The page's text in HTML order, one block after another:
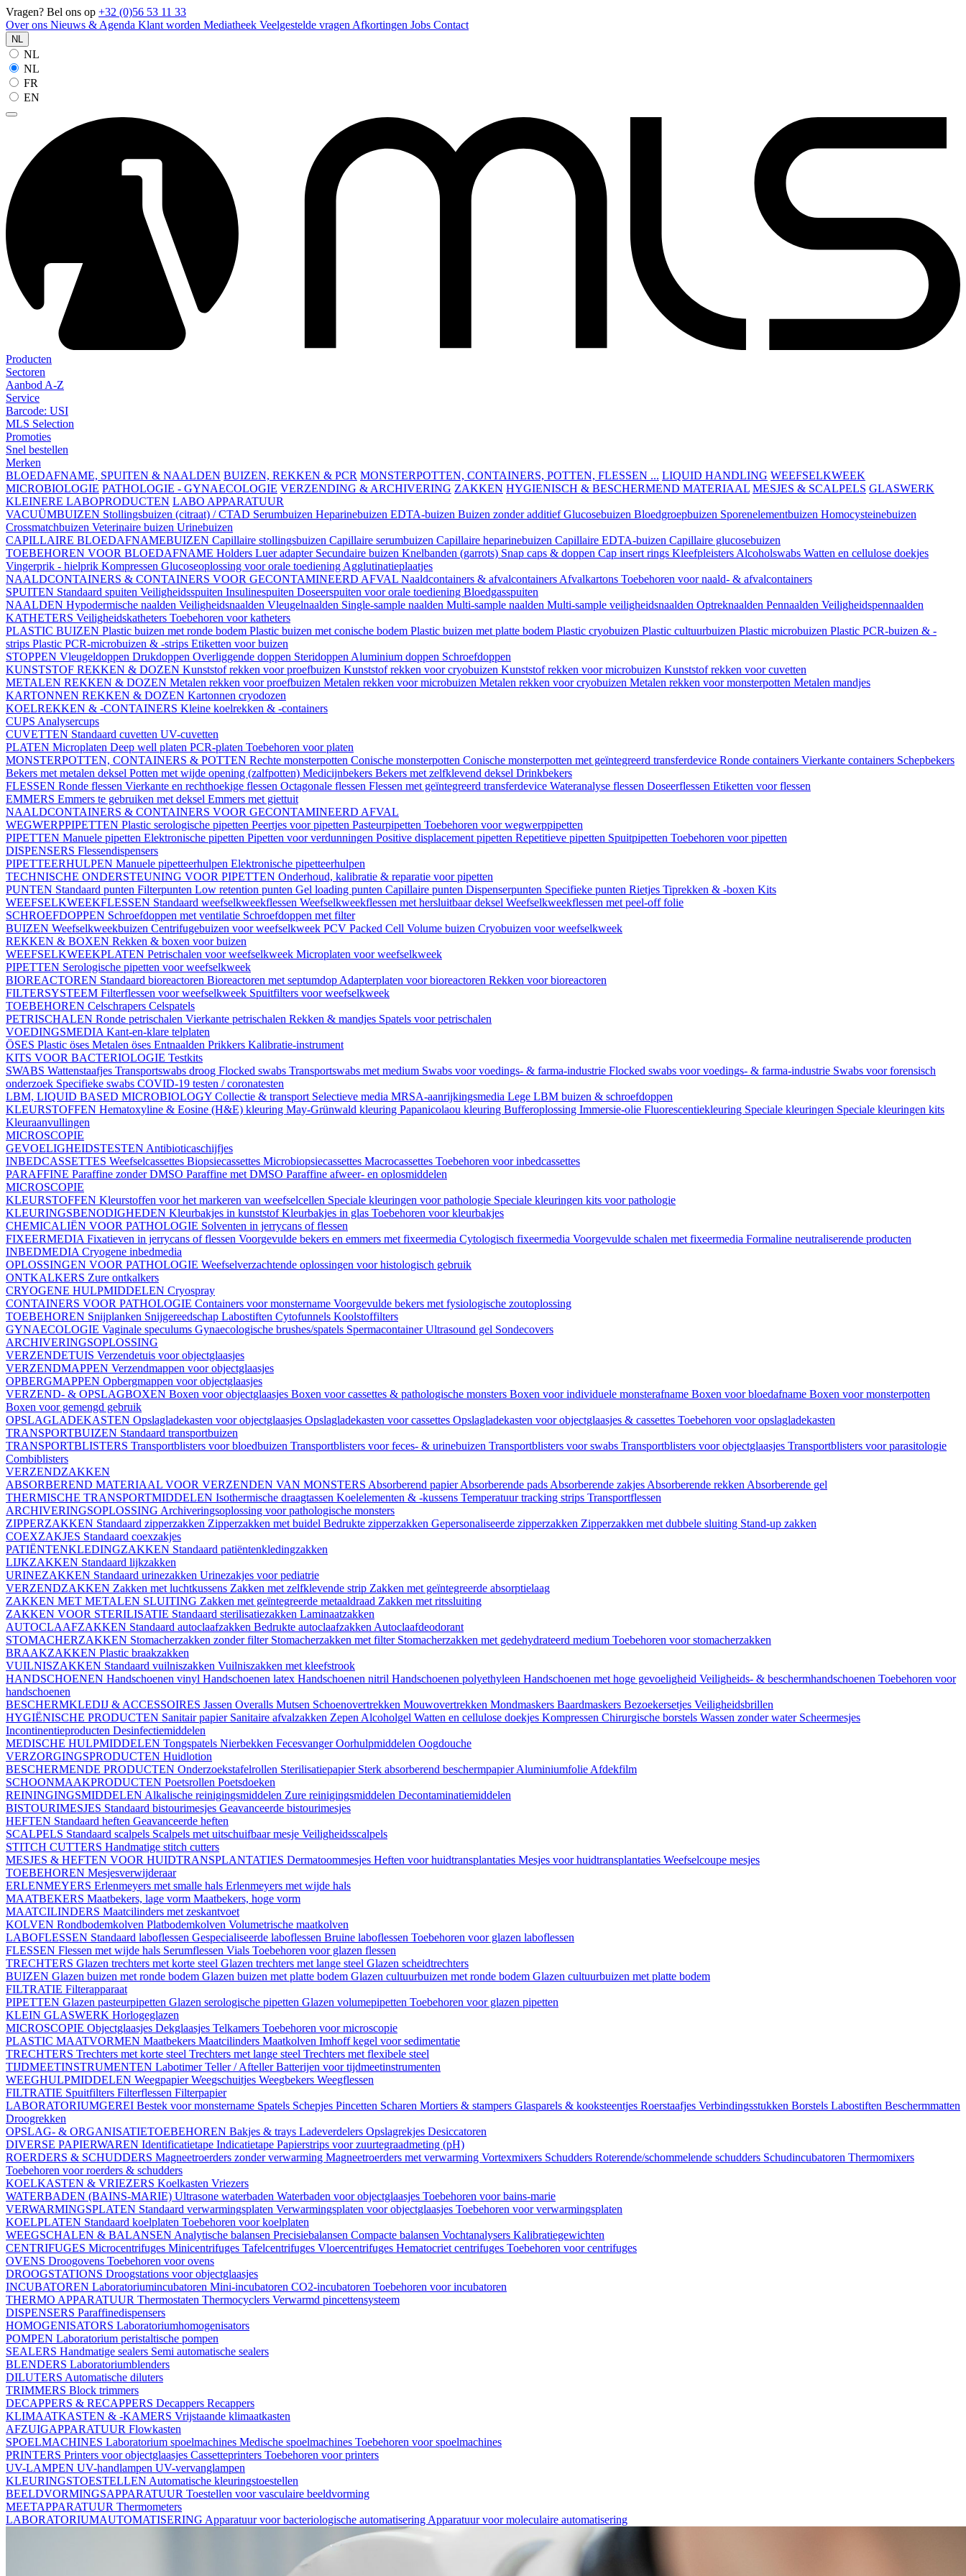
Vragen? Bel ons op +32 (0)56 53 11 33
Over ons Nieuws & Agenda Klant worden Mediatheek Veelgestelde vragen Afkortingen Jobs Contact
NL
NL
NL
FR
EN
Producten
Sectoren
Aanbod A-Z
Service
Barcode: USI
MLS Selection
Promoties
Snel bestellen
Merken
BLOEDAFNAME, SPUITEN & NAALDEN BUIZEN, REKKEN & PCR MONSTERPOTTEN, CONTAINERS, POTTEN, FLESSEN ... LIQUID HANDLING WEEFSELKWEEK
MICROBIOLOGIE PATHOLOGIE - GYNAECOLOGIE VERZENDING & ARCHIVERING ZAKKEN HYGIENISCH & BESCHERMEND MATERIAAL MESJES & SCALPELS GLASWERK
KLEINERE LABOPRODUCTEN LABO APPARATUUR
VACUÜMBUIZEN Stollingsbuizen (citraat) / CTAD Serumbuizen Heparinebuizen EDTA-buizen Buizen zonder additiefGlucosebuizen Bloedgroepbuizen Sporenelementbuizen Homocysteinebuizen
Crossmatchbuizen Veterinaire buizen Urinebuizen
CAPILLAIRE BLOEDAFNAMEBUIZEN Capillaire stollingsbuizen Capillaire serumbuizen Capillaire heparinebuizen Capillaire EDTA-buizen Capillaire glucosebuizen
TOEBEHOREN VOOR BLOEDAFNAME Holders Luer adapter Secundaire buizen Knelbanden (garrots) Snap caps & doppen Cap insert rings Kleefpleisters Alcoholswabs Watten en cellulose doekjes
Vingerprik - hielprik Kompressen Glucoseoplossing voor orale toediening Agglutinatieplaatjes
NAALDCONTAINERS & CONTAINERS VOOR GECONTAMINEERD AFVAL Naaldcontainers & afvalcontainers Afvalkartons Toebehoren voor naald- & afvalcontainers
SPUITEN Standaard spuiten Veiligheidsspuiten Insulinespuiten Doseerspuiten voor orale toediening Bloedgasspuiten
NAALDEN Hypodermische naalden Veiligheidsnaalden Vleugelnaalden Single-sample naalden Multi-sample naalden Multi-sample veiligheidsnaalden Optreknaalden Pennaalden Veiligheidspennaalden
KATHETERS Veiligheidskatheters Toebehoren voor katheters
PLASTIC BUIZEN Plastic buizen met ronde bodem Plastic buizen met conische bodem Plastic buizen met platte bodem Plastic cryobuizen Plastic cultuurbuizen Plastic microbuizen Plastic PCR-buizen & -
strips Plastic PCR-microbuizen & -strips Etiketten voor buizen
STOPPEN Vleugeldoppen Drukdoppen Overliggende doppen Steridoppen Aluminium doppen Schroefdoppen
KUNSTSTOF REKKEN & DOZEN Kunststof rekken voor proefbuizen Kunststof rekken voor cryobuizen Kunststof rekken voor microbuizen Kunststof rekken voor cuvetten
METALEN REKKEN & DOZEN Metalen rekken voor proefbuizen Metalen rekken voor microbuizen Metalen rekken voor cryobuizen Metalen rekken voor monsterpotten Metalen mandjes
KARTONNEN REKKEN & DOZEN Kartonnen cryodozen
KOELREKKEN & -CONTAINERS Kleine koelrekken & -containers
CUPS Analysercups
CUVETTEN Standaard cuvetten UV-cuvetten
PLATEN Microplaten Deep well platen PCR-platen Toebehoren voor platen
MONSTERPOTTEN, CONTAINERS & POTTEN Rechte monsterpotten Conische monsterpotten Conische monsterpotten met geïntegreerd transferdevice Ronde containers Vierkante containers Schepbekers
Bekers met metalen deksel Potten met wijde opening (zalfpotten) Medicijnbekers Bekers met zelfklevend deksel Drinkbekers
FLESSEN Ronde flessen Vierkante en rechthoekige flessen Octagonale flessen Flessen met geïntegreerd transferdevice Wateranalyse flessen Doseerflessen Etiketten voor flessen
EMMERS Emmers te gebruiken met deksel Emmers met giettuit
NAALDCONTAINERS & CONTAINERS VOOR GECONTAMINEERD AFVAL
WEGWERPPIPETTEN Plastic serologische pipetten Peertjes voor pipetten Pasteurpipetten Toebehoren voor wegwerppipetten
PIPETTEN Manuele pipetten Elektronische pipetten Pipetten voor verdunningen Positive displacement pipetten Repetitieve pipetten Spuitpipetten Toebehoren voor pipetten
DISPENSERS Flessendispensers
PIPETTEERHULPEN Manuele pipetteerhulpen Elektronische pipetteerhulpen
TECHNISCHE ONDERSTEUNING VOOR PIPETTEN Onderhoud, kalibratie & reparatie voor pipetten
PUNTEN Standaard punten Filterpunten Low retention punten Gel loading punten Capillaire punten Dispenserpunten Specifieke punten Rietjes Tiprekken & -boxen Kits
WEEFSELKWEEKFLESSEN Standaard weefselkweekflessen Weefselkweekflessen met hersluitbaar deksel Weefselkweekflessen met peel-off folie
SCHROEFDOPPEN Schroefdoppen met ventilatie Schroefdoppen met filter
BUIZEN Weefselkweekbuizen Centrifugebuizen voor weefselkweek PCV Packed Cell Volume buizen Cryobuizen voor weefselkweek
REKKEN & BOXEN Rekken & boxen voor buizen
WEEFSELKWEEKPLATEN Petrischalen voor weefselkweek Microplaten voor weefselkweek
PIPETTEN Serologische pipetten voor weefselkweek
BIOREACTOREN Standaard bioreactoren Bioreactoren met septumdop Adapterplaten voor bioreactoren Rekken voor bioreactoren
FILTERSYSTEEM Filterflessen voor weefselkweek Spuitfilters voor weefselkweek
TOEBEHOREN Celschrapers Celspatels
PETRISCHALEN Ronde petrischalen Vierkante petrischalen Rekken & mandjes Spatels voor petrischalen
VOEDINGSMEDIA Kant-en-klare telplaten
ÖSES Plastic öses Metalen öses Entnaalden Prikkers Kalibratie-instrument
KITS VOOR BACTERIOLOGIE Testkits
SWABS Wattenstaafjes Transportswabs droog Flocked swabs Transportswabs met medium Swabs voor voedings- & farma-industrie Flocked swabs voor voedings- & farma-industrie Swabs voor forensisch
onderzoek Specifieke swabs COVID-19 testen / coronatesten
LBM, LIQUID BASED MICROBIOLOGY Collectie & transport Selectieve media MRSA-aanrijkingsmedia Lege LBM buizen & schroefdoppen
KLEURSTOFFEN Hematoxyline & Eosine (H&E) kleuring May-Grünwald kleuring Papanicolaou kleuring Bufferoplossing Immersie-olie Fluorescentiekleuring Speciale kleuringen Speciale kleuringen kits
Kleuraanvullingen
MICROSCOPIE
GEVOELIGHEIDSTESTEN Antibioticaschijfjes
INBEDCASSETTES Weefselcassettes Biopsiecassettes Microbiopsiecassettes Macrocassettes Toebehoren voor inbedcassettes
PARAFFINE Paraffine zonder DMSO Paraffine met DMSO Paraffine afweer- en oplosmiddelen
MICROSCOPIE
KLEURSTOFFEN Kleurstoffen voor het markeren van weefselcellen Speciale kleuringen voor pathologie Speciale kleuringen kits voor pathologie
KLEURINGSBENODIGHEDEN Kleurbakjes in kunststofKleurbakjes in glas Toebehoren voor kleurbakjes
CHEMICALIËN VOOR PATHOLOGIE Solventen in jerrycans of flessen
FIXEERMEDIA Fixatieven in jerrycans of flessen Voorgevulde bekers en emmers met fixeermedia Cytologisch fixeermedia Voorgevulde schalen met fixeermedia Formaline neutraliserende producten
INBEDMEDIA Cryogene inbedmedia
OPLOSSINGEN VOOR PATHOLOGIE Weefselverzachtende oplossingen voor histologisch gebruik
ONTKALKERS Zure ontkalkers
CRYOGENE HULPMIDDELEN Cryospray
CONTAINERS VOOR PATHOLOGIE Containers voor monstername Voorgevulde bekers met fysiologische zoutoplossing
TOEBEHOREN Snijplanken Snijgereedschap Labostiften Cytofunnels Koolstoffilters
GYNAECOLOGIE Vaginale speculums Gynaecologische brushes/spatels SpermacontainerUltrasound gel Sondecovers
ARCHIVERINGSOPLOSSING
VERZENDETUIS Verzendetuis voor objectglaasjes
VERZENDMAPPEN Verzendmappen voor objectglaasjes
OPBERGMAPPEN Opbergmappen voor objectglaasjes
VERZEND- & OPSLAGBOXEN Boxen voor objectglaasjes Boxen voor cassettes & pathologische monsters Boxen voor individuele monsterafname Boxen voor bloedafname Boxen voor monsterpotten
Boxen voor gemengd gebruik
OPSLAGLADEKASTEN Opslagladekasten voor objectglaasjes Opslagladekasten voor cassettes Opslagladekasten voor objectglaasjes & cassettes Toebehoren voor opslagladekasten
TRANSPORTBUIZEN Standaard transportbuizen
TRANSPORTBLISTERS Transportblisters voor bloedbuizen Transportblisters voor feces- & urinebuizen Transportblisters voor swabs Transportblisters voor objectglaasjes Transportblisters voor parasitologie
Combiblisters
VERZENDZAKKEN
ABSORBEREND MATERIAAL VOOR VERZENDEN VAN MONSTERS Absorberend papierAbsorberende pads Absorberende zakjes Absorberende rekken Absorberende gel
THERMISCHE TRANSPORTMIDDELEN Isothermische draagtassen Koelelementen & -kussens Temperatuur tracking strips Transportflessen
ARCHIVERINGSOPLOSSING Archiveringsoplossing voor pathologische monsters
ZIPPERZAKKEN Standaard zipperzakken Zipperzakken met buidel Bedrukte zipperzakken Gepersonaliseerde zipperzakken Zipperzakken met dubbele sluiting Stand-up zakken
COEXZAKJES Standaard coexzakjes
PATIËNTENKLEDINGZAKKEN Standaard patiëntenkledingzakken
LIJKZAKKEN Standaard lijkzakken
URINEZAKKEN Standaard urinezakken Urinezakjes voor pediatrie
VERZENDZAKKEN Zakken met luchtkussens Zakken met zelfklevende strip Zakken met geïntegreerde absorptielaag
ZAKKEN MET METALEN SLUITING Zakken met geïntegreerde metaaldraad Zakken met ritssluiting
ZAKKEN VOOR STERILISATIE Standaard sterilisatiezakken Laminaatzakken
AUTOCLAAFZAKKEN Standaard autoclaafzakken Bedrukte autoclaafzakken Autoclaafdeodorant
STOMACHERZAKKEN Stomacherzakken zonder filter Stomacherzakken met filter Stomacherzakken met gedehydrateerd medium Toebehoren voor stomacherzakken
BRAAKZAKKEN Plastic braakzakken
VUILNISZAKKEN Standaard vuilniszakken Vuilniszakken met kleefstrook
HANDSCHOENEN Handschoenen vinyl Handschoenen latex Handschoenen nitril Handschoenen polyethyleen Handschoenen met hoge gevoeligheid Veiligheids- & beschermhandschoenen Toebehoren voor
handschoenen
BESCHERMKLEDIJ & ACCESSOIRES Jassen Overalls Mutsen Schoenovertrekken Mouwovertrekken Mondmaskers Baardmaskers Bezoekersetjes Veiligheidsbrillen
HYGIËNISCHE PRODUCTEN Sanitair papier Sanitaire afvalzakken Zepen Alcoholgel Watten en cellulose doekjes Kompressen Chirurgische borstels Wassen zonder water Scheermesjes
Incontinentieproducten Desinfectiemiddelen
MEDISCHE HULPMIDDELEN Tongspatels Nierbekken FecesvangerOorhulpmiddelen Oogdouche
VERZORGINGSPRODUCTEN Huidlotion
BESCHERMENDE PRODUCTEN Onderzoekstafelrollen Sterilisatiepapier Sterk absorberend beschermpapierAluminiumfolie Afdekfilm
SCHOONMAAKPRODUCTEN Poetsrollen Poetsdoeken
REININGINGSMIDDELEN Alkalische reinigingsmiddelen Zure reinigingsmiddelen Decontaminatiemiddelen
BISTOURIMESJES Standaard bistourimesjes Geavanceerde bistourimesjes
HEFTEN Standaard heften Geavanceerde heften
SCALPELS Standaard scalpels Scalpels met uitschuifbaar mesje Veiligheidsscalpels
STITCH CUTTERS Handmatige stitch cutters
MESJES & HEFTEN VOOR HUIDTRANSPLANTATIES Dermatoommesjes Heften voor huidtransplantaties Mesjes voor huidtransplantaties Weefselcoupe mesjes
TOEBEHOREN Mesjesverwijderaar
ERLENMEYERS Erlenmeyers met smalle hals Erlenmeyers met wijde hals
MAATBEKERS Maatbekers, lage vorm Maatbekers, hoge vorm
MAATCILINDERS Maatcilinders met zeskantvoet
KOLVEN Rondbodemkolven Platbodemkolven Volumetrische maatkolven
LABOFLESSEN Standaard laboflessen Gespecialiseerde laboflessen Bruine laboflessen Toebehoren voor glazen laboflessen
FLESSEN Flessen met wijde hals Serumflessen Vials Toebehoren voor glazen flessen
TRECHTERS Glazen trechters met korte steel Glazen trechters met lange steel Glazen scheidtrechters
BUIZEN Glazen buizen met ronde bodem Glazen buizen met platte bodem Glazen cultuurbuizen met ronde bodem Glazen cultuurbuizen met platte bodem
FILTRATIE Filterapparaat
PIPETTEN Glazen pasteurpipetten Glazen serologische pipetten Glazen volumepipetten Toebehoren voor glazen pipetten
KLEIN GLASWERK Horlogeglazen
MICROSCOPIE Objectglaasjes Dekglaasjes Telkamers Toebehoren voor microscopie
PLASTIC MAATVORMEN Maatbekers Maatcilinders Maatkolven Imhoff kegel voor sedimentatie
TRECHTERS Trechters met korte steel Trechters met lange steel Trechters met flexibele steel
TIJDMEETINSTRUMENTEN LabotimerTeller / AftellerBatterijen voor tijdmeetinstrumenten
WEEGHULPMIDDELEN WeegpapierWeegschuitjes Weegbekers Weegflessen
FILTRATIE Spuitfilters Filterflessen Filterpapier
LABORATORIUMGEREI Bestek voor monstername Spatels Schepjes Pincetten Scharen Mortiers & stampers Glasparels & kooksteentjes Roerstaafjes Verbindingsstukken Borstels Labostiften Beschermmatten
Droogrekken
OPSLAG- & ORGANISATIETOEBEHOREN Bakjes & trays Ladeverdelers Opslagrekjes Desiccatoren
DIVERSE PAPIERWAREN Identificatietape Indicatietape Papierstrips voor zuurtegraadmeting (pH)
ROERDERS & SCHUDDERS Magneetroerders zonder verwarming Magneetroerders met verwarming Vortexmixers Schudders Roterende/schommelende schudders Schudincubatoren Thermomixers
Toebehoren voor roerders & schudders
KOELKASTEN & VRIEZERS Koelkasten Vriezers
WATERBADEN (BAINS-MARIE) Ultrasone waterbaden Waterbaden voor objectglaasjes Toebehoren voor bains-marie
VERWARMINGSPLATEN Standaard verwarmingsplaten Verwarmingsplaten voor objectglaasjes Toebehoren voor verwarmingsplaten
KOELPLATEN Standaard koelplaten Toebehoren voor koelplaten
WEEGSCHALEN & BALANSEN Analytische balansen Precisiebalansen Compacte balansen Vochtanalysers Kalibratiegewichten
CENTRIFUGES Microcentrifuges Minicentrifuges Tafelcentrifuges Vloercentrifuges Hematocriet centrifuges Toebehoren voor centrifuges
OVENS Droogovens Toebehoren voor ovens
DROOGSTATIONS Droogstations voor objectglaasjes
INCUBATOREN Laboratoriumincubatoren Mini-incubatoren CO2-incubatoren Toebehoren voor incubatoren
THERMO APPARATUUR Thermostaten Thermocyclers Verwarmd pincettensysteem
DISPENSERS Paraffinedispensers
HOMOGENISATORS Laboratoriumhomogenisators
POMPEN Laboratorium peristaltische pompen
SEALERS Handmatige sealers Semi automatische sealers
BLENDERS Laboratoriumblenders
DILUTERS Automatische diluters
TRIMMERS Block trimmers
DECAPPERS & RECAPPERS Decappers Recappers
KLIMAATKASTEN & -KAMERS Vrijstaande klimaatkasten
AFZUIGAPPARATUUR Flowkasten
SPOELMACHINES Laboratorium spoelmachines Medische spoelmachines Toebehoren voor spoelmachines
PRINTERS Printers voor objectglaasjes Cassetteprinters Toebehoren voor printers
UV-LAMPEN UV-handlampen UV-vervanglampen
KLEURINGSTOESTELLEN Automatische kleuringstoestellen
BEELDVORMINGSAPPARATUUR Toestellen voor vasculaire beeldvorming
MEETAPPARATUUR Thermometers
LABORATORIUMAUTOMATISERING Apparatuur voor bacteriologische automatisering Apparatuur voor moleculaire automatisering